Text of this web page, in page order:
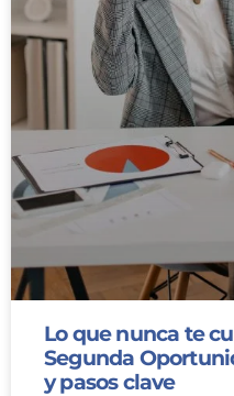
Lo que nunca te
Segunda
y pasos clave